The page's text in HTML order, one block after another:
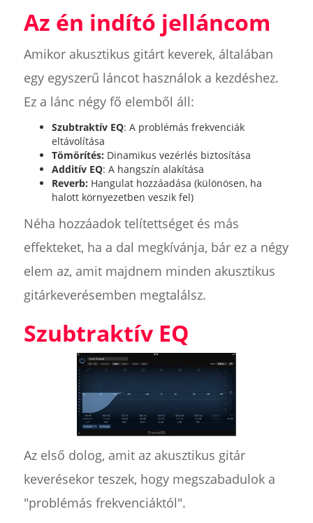
Az én indító jelláncom
Amikor akusztikus gitárt keverek, általában
egy egyszerű láncot használok a kezdéshez.
Ez a lánc négy fő elemből áll:
Szubtraktív EQ: A problémás frekvenciák
eltávolítása
Tömörítés: Dinamikus vezérlés biztosítása
Additív EQ: A hangszín alakítása
Reverb: Hangulat hozzáadása (különösen, ha
halott környezetben veszik fel)
Néha hozzáadok telítettséget és más
effekteket, ha a dal megkívánja, bár ez a négy
elem az, amit majdnem minden akusztikus
gitárkeverésemben megtalálsz.
Szubtraktív EQ
Az első dolog, amit az akusztikus gitár
keverésekor teszek, hogy megszabadulok a
"problémás frekvenciáktól".